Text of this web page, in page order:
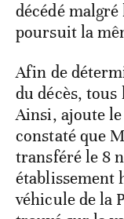
décédé
poursuit la
Afin de
du décès,
Ainsi, ajoute
constaté que
transféré le 8
établissement
véhicule de la